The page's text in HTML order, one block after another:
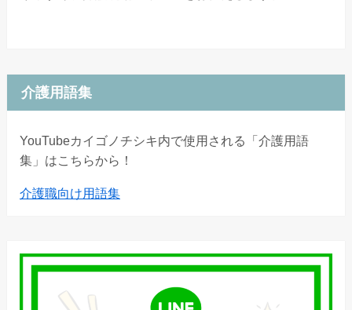
介護用語集
YouTubeカイゴノチシキ内で使用される「介護用語
集」はこちらから！
介護職向け用語集